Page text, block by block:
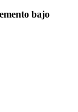
bajo